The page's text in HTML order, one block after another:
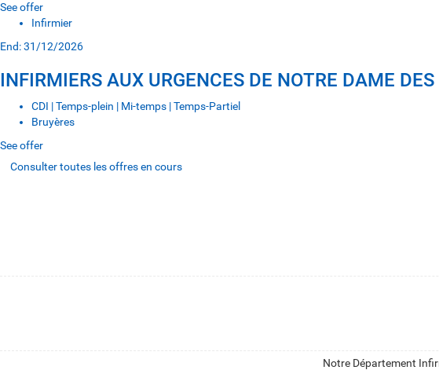
See offer
Infirmier
End: 31/12/2026
INFIRMIERS AUX URGENCES DE NOTRE DAME
CDI | Temps-plein | Mi-temps | Temps-Partiel
Bruyères
See offer
Consulter toutes les offres en cours
Notre Département